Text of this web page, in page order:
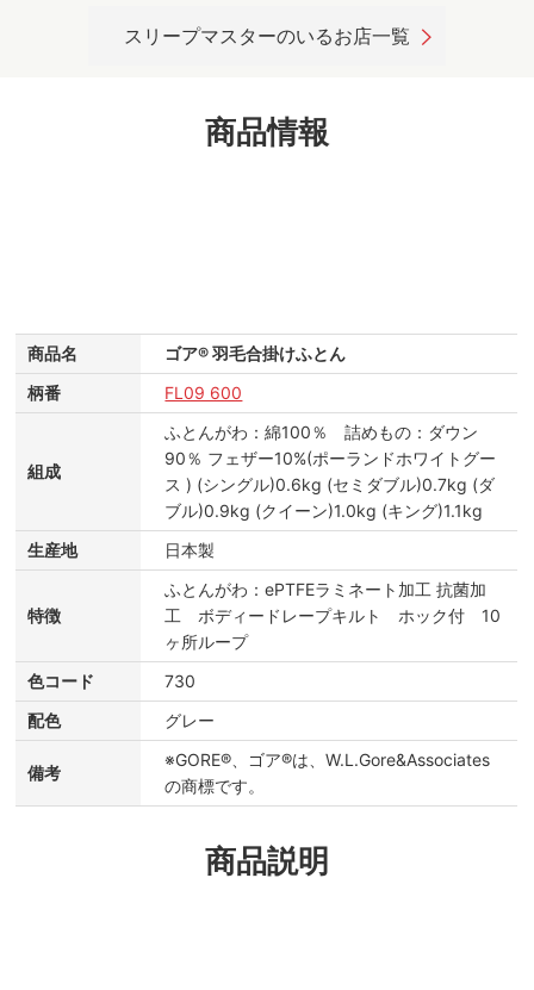
スリープマスターのいるお店一覧
商品情報
商品名
ゴア® 羽毛合掛けふとん
柄番
FL09 600
組成
ふとんがわ：綿100％ 詰めもの：ダウン
90％ フェザー10%(ポーランドホワイトグー
ス ) (シングル)0.6kg (セミダブル)0.7kg (ダ
ブル)0.9kg (クイーン)1.0kg (キング)1.1kg
生産地
日本製
特徴
ふとんがわ：ePTFEラミネート加工 抗菌加
工 ボディードレープキルト ホック付 10
ヶ所ループ
色コード
730
配色
グレー
備考
※GORE®、ゴア®は、W.L.Gore&Associates
の商標です。
商品説明